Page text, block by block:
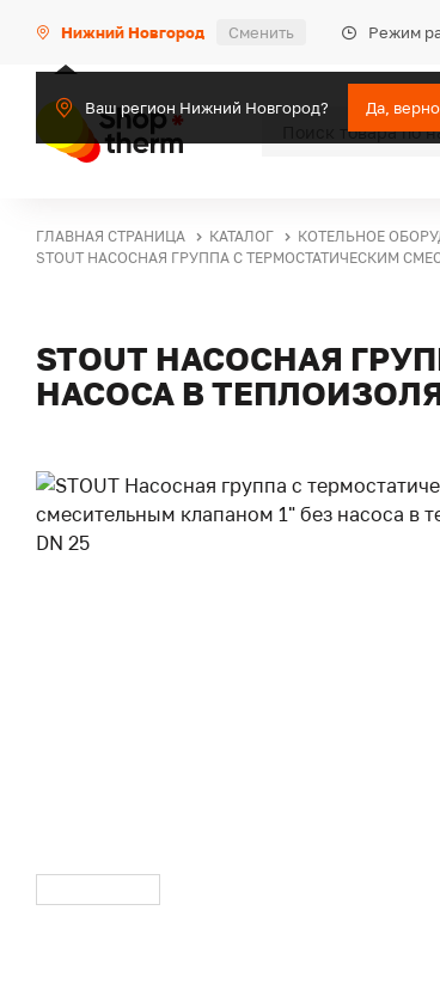
Нижний Новгород Сменить Режим
Ваш регион Нижний Новгород? Да, верно
ГЛАВНАЯ СТРАНИЦА КАТАЛОГ КОТЕЛЬНОЕ
STOUT НАСОСНАЯ ГРУППА С ТЕРМОСТАТИЧЕСКИМ
STOUT НАСОСНАЯ
НАСОСА В